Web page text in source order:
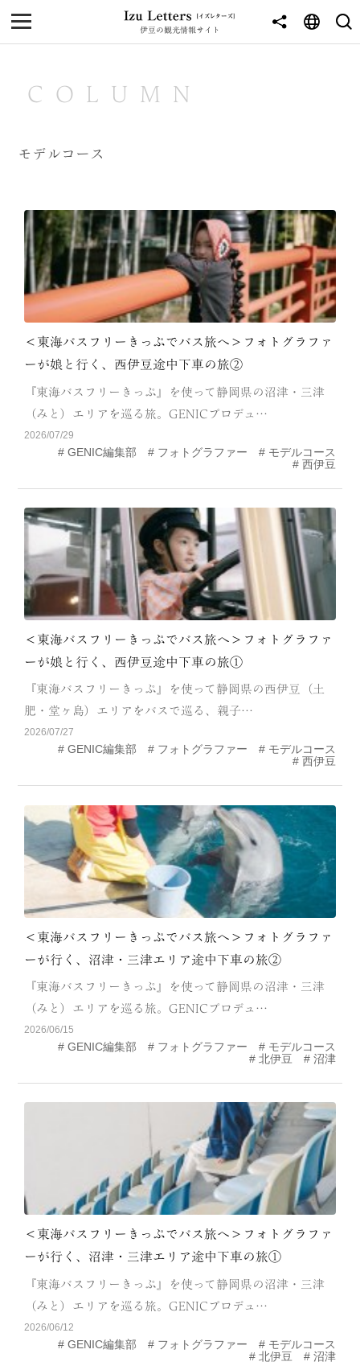
伊豆の観光情報サイト
MENU
NEWS
JOURNEY
西伊豆
南伊豆
北伊豆
中伊豆
CATEGORY
岬
花
町並み 観光施設
動物と触れ合える場所 カフェ・スイーツ
神社仏閣 食
体験 宿
ABOUT
MODEL COURSE
EVENT
ACCESS
COLUMN
LINK
COLUMN
モデルコース
＜東海バスフリーきっぷでバス旅へ＞フォトグラファ
ーが娘と行く、西伊豆途中下車の旅②
『東海バスフリーきっぷ』を使って静岡県の沼津・三津
（みと）エリアを巡る旅。GENICプロデュ…
2026/07/29
GENIC編集部 フォトグラファー
モデルコース
西伊豆
＜東海バスフリーきっぷでバス旅へ＞フォトグラファ
ーが娘と行く、西伊豆途中下車の旅①
『東海バスフリーきっぷ』を使って静岡県の西伊豆（土
肥・堂ヶ島）エリアをバスで巡る、親子…
2026/07/27
GENIC編集部 フォトグラファー
モデルコース
西伊豆
＜東海バスフリーきっぷでバス旅へ＞フォトグラファ
ーが行く、沼津・三津エリア途中下車の旅②
『東海バスフリーきっぷ』を使って静岡県の沼津・三津
（みと）エリアを巡る旅。GENICプロデュ…
2026/06/15
GENIC編集部 フォトグラファー
モデルコース
北伊豆
沼津
＜東海バスフリーきっぷでバス旅へ＞フォトグラファ
ーが行く、沼津・三津エリア途中下車の旅①
『東海バスフリーきっぷ』を使って静岡県の沼津・三津
（みと）エリアを巡る旅。GENICプロデュ…
2026/06/12
GENIC編集部 フォトグラファー
モデルコース
北伊豆
沼津